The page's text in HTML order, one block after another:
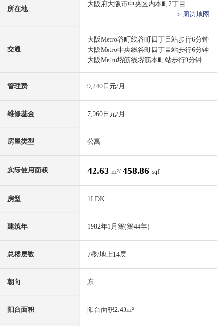
所在地
大阪府大阪市中央区内本町2丁目
> 周边地图
交通
大阪Metro谷町线谷町四丁目站步行6分钟
大阪Metro中央线谷町四丁目站步行6分钟
大阪Metro堺筋线堺筋本町站步行9分钟
管理费 9,240日元/月
维修基金 7,060日元/月
房屋类型 公寓
实际使用面积 42.63 m²/ 458.86 sqf
房型 1LDK
建筑年 1982年1月築(築44年)
总楼层数 7楼/地上14层
朝向 东
阳台面积 阳台面积2.43m²